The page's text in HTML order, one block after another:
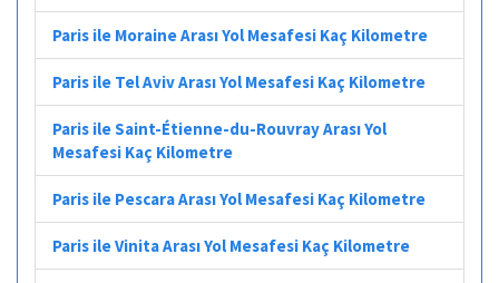
Paris ile Moraine Arası Yol Mesafesi Kaç Kilometre
Paris ile Tel Aviv Arası Yol Mesafesi Kaç Kilometre
Paris ile Saint-Étienne-du-Rouvray Arası Yol
Mesafesi Kaç Kilometre
Paris ile Pescara Arası Yol Mesafesi Kaç Kilometre
Paris ile Vinita Arası Yol Mesafesi Kaç Kilometre